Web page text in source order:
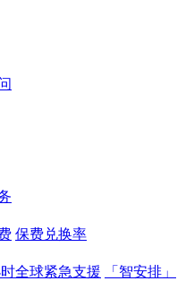
保费兑换率
全球紧急支援
「智安排」